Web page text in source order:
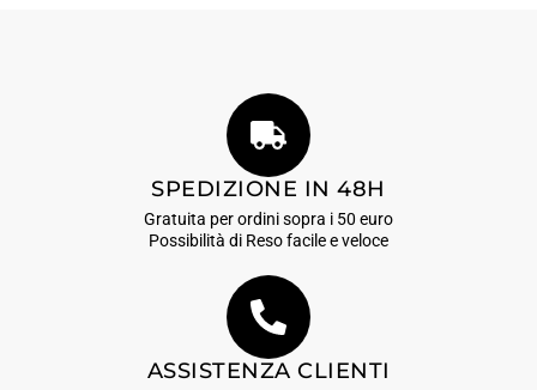
SPEDIZIONE IN 48H
Gratuita per ordini sopra i 50 euro
Possibilità di Reso facile e veloce
ASSISTENZA CLIENTI